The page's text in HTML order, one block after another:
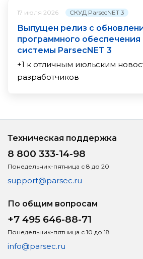
17 июля 2026 СКУД ParsecNET 3
Выпущен релиз с
программного обеспечения
системы ParsecNET 3
+1 к отличным июльским
разработчиков
Техническая поддержка
8 800 333-14-98
Понедельник-пятница с 8 до 20
support@parsec.ru
По общим вопросам
+7 495 646-88-71
Понедельник-пятница с 10 до 18
info@parsec.ru